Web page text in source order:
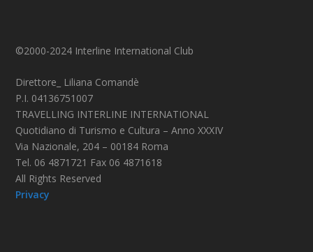
©2000-2024 Interline International Club
Direttore_ Liliana Comandè
P.I. 04136751007
TRAVELLING INTERLINE INTERNATIONAL
Quotidiano di Turismo e Cultura – Anno XXXIV
Via Nazionale, 204 – 00184 Roma
Tel. 06 4871721 Fax 06 4871618
All Rights Reserved
Privacy